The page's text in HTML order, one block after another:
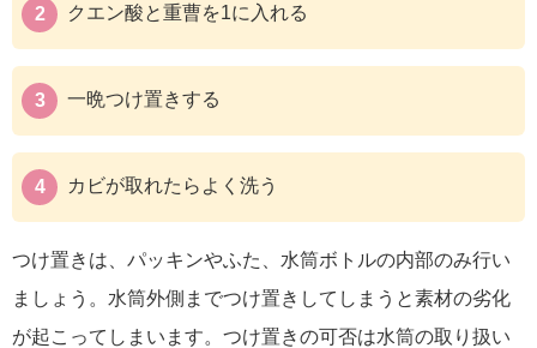
クエン酸と重曹を1に入れる
一晩つけ置きする
カビが取れたらよく洗う
つけ置きは、パッキンやふた、水筒ボトルの内部のみ行い
ましょう。水筒外側までつけ置きしてしまうと素材の劣化
が起こってしまいます。つけ置きの可否は水筒の取り扱い